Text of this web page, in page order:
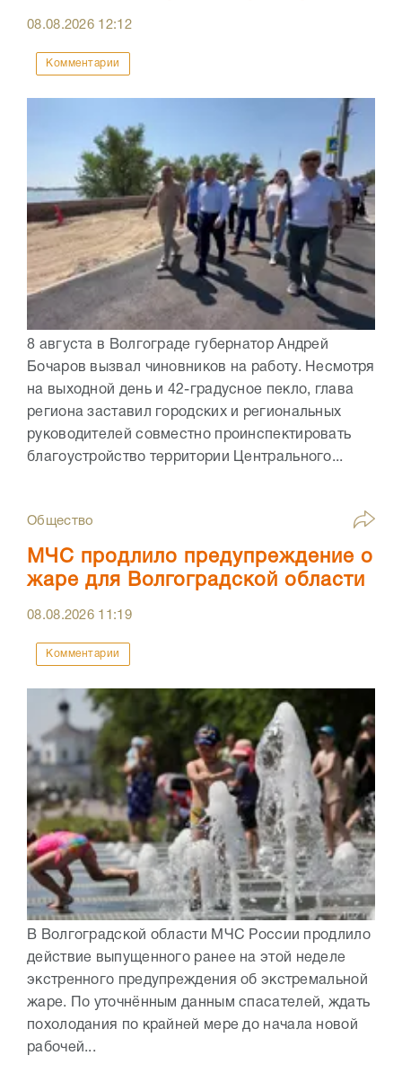
08.08.2026 12:12
Комментарии
8 августа в Волгограде губернатор Андрей
Бочаров вызвал чиновников на работу. Несмотря
на выходной день и 42-градусное пекло, глава
региона заставил городских и региональных
руководителей совместно проинспектировать
благоустройство территории Центрального...
Общество
МЧС продлило предупреждение о
жаре для Волгоградской области
08.08.2026 11:19
Комментарии
В Волгоградской области МЧС России продлило
действие выпущенного ранее на этой неделе
экстренного предупреждения об экстремальной
жаре. По уточнённым данным спасателей, ждать
похолодания по крайней мере до начала новой
рабочей...